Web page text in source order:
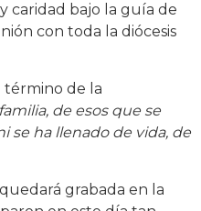
caridad bajo la guía de
con toda la diócesis
término de la
de esos que se
se ha llenado de vida, de
grabada en la